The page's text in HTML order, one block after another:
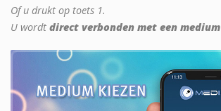
Of u drukt op toets 1.
U wordt direct verbonden met een medium